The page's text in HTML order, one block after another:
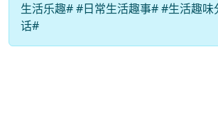
生活乐趣# #日常生活趣事# #生活趣
话#